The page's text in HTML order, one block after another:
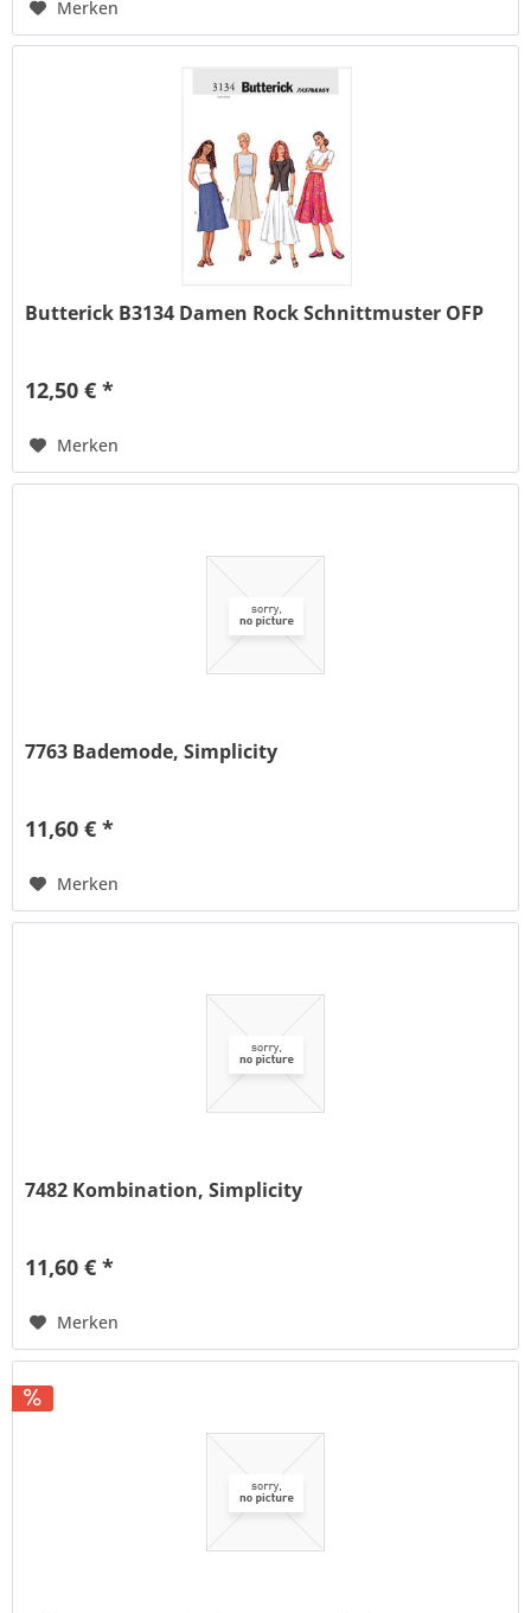
Merken
Butterick B3134 Damen Rock Schnittmuster OFP
12,50 € *
Merken
7763 Bademode, Simplicity
11,60 € *
Merken
7482 Kombination, Simplicity
11,60 € *
Merken